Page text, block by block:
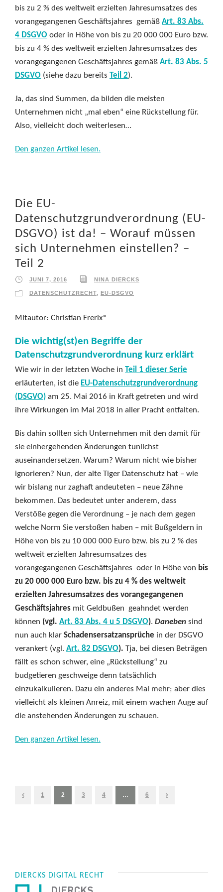
bis zu 2 % des weltweit erzielten Jahresumsatzes des
vorangegangenen Geschäftsjahres gemäß Art. 83 Abs.
4 DSGVO oder in Höhe von bis zu 20 000 000 Euro bzw.
bis zu 4 % des weltweit erzielten Jahresumsatzes des
vorangegangenen Geschäftsjahres gemäß Art. 83 Abs. 5
DSGVO (siehe dazu bereits Teil 2).
Ja, das sind Summen, da bilden die meisten
Unternehmen nicht „mal eben“ eine Rückstellung für.
Also, vielleicht doch weiterlesen…
Den ganzen Artikel lesen.
Die EU-
Datenschutzgrundverordnung (EU-
DSGVO) ist da! – Worauf müssen
sich Unternehmen einstellen? –
Teil 2
JUNI 7, 2016 NINA DIERCKS
DATENSCHUTZRECHT, EU-DSGVO
Mitautor: Christian Frerix*
Die wichtig(st)en Begriffe der
Datenschutzgrundverordnung kurz erklärt
Wie wir in der letzten Woche in Teil 1 dieser Serie
erläuterten, ist die EU-Datenschutzgrundverordnung
(DSGVO) am 25. Mai 2016 in Kraft getreten und wird
ihre Wirkungen im Mai 2018 in aller Pracht entfalten.
Bis dahin sollten sich Unternehmen mit den damit für
sie einhergehenden Änderungen tunlichst
auseinandersetzen. Warum? Warum nicht wie bisher
ignorieren? Nun, der alte Tiger Datenschutz hat – wie
wir bislang nur zaghaft andeuteten – neue Zähne
bekommen. Das bedeutet unter anderem, dass
Verstöße gegen die Verordnung – je nach dem gegen
welche Norm Sie verstoßen haben – mit Bußgeldern in
Höhe von bis zu 10 000 000 Euro bzw. bis zu 2 % des
weltweit erzielten Jahresumsatzes des
vorangegangenen Geschäftsjahres oder in Höhe von bis
zu 20 000 000 Euro bzw. bis zu 4 % des weltweit
erzielten Jahresumsatzes des vorangegangenen
Geschäftsjahres mit Geldbußen geahndet werden
können (vgl. Art. 83 Abs. 4 u 5 DSGVO). Daneben sind
nun auch klar Schadensersatzansprüche in der DSGVO
verankert (vgl. Art. 82 DSGVO). Tja, bei diesen Beträgen
fällt es schon schwer, eine „Rückstellung“ zu
budgetieren geschweige denn tatsächlich
einzukalkulieren. Dazu ein anderes Mal mehr; aber dies
vielleicht als kleinen Anreiz, mit einem wachen Auge auf
die anstehenden Änderungen zu schauen.
Den ganzen Artikel lesen.
1 2 3 4 … 6
DIERCKS DIGITAL RECHT